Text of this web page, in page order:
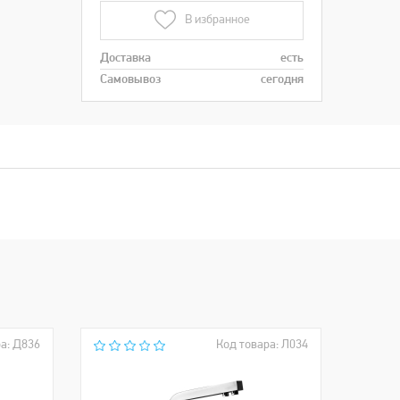
В избранное
Доставка
есть
Самовывоз
сегодня
Д836 Код товара: Л034